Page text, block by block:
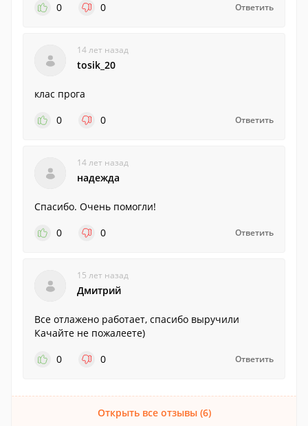
0
0 Ответить
14 лет назад
tosik_20
клас прога
0
0 Ответить
14 лет назад
надежда
Спасибо. Очень помогли!
0
0 Ответить
15 лет назад
Дмитрий
Все отлажено работает, спасибо выручили
Качайте не пожалеете)
0
0 Ответить
Открыть все отзывы (6)